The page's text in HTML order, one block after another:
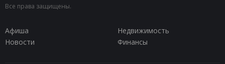
Все права защищены.
Афиша
Недвижимость
Новости
Финансы